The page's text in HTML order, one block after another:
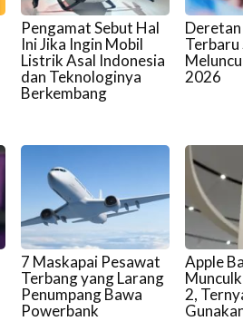
Pengamat Sebut Hal
Ini Jika Ingin Mobil
Listrik Asal Indonesia
dan Teknologinya
Berkembang
Terbaru
2026
7 Maskapai Pesawat
Terbang yang Larang
Penumpang Bawa
Powerbank
Apple
2,